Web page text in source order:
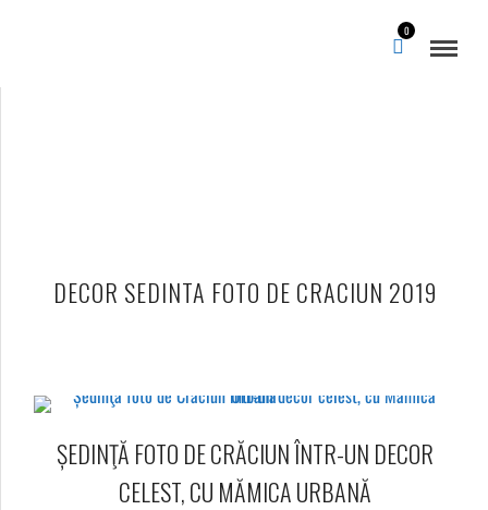
0
DECOR SEDINTA FOTO DE CRACIUN 2019
ȘEDINŢĂ FOTO DE CRĂCIUN ÎNTR-UN DECOR
CELEST, CU MĂMICA URBANĂ